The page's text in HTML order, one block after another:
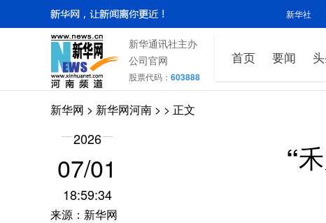
新华社
新华通讯社主办
公司官网
股票代码： 603888
首页 要闻
新华网 > 新华网河南 > > 正文
2026
07/01
18:59:34
来源：新华网
“